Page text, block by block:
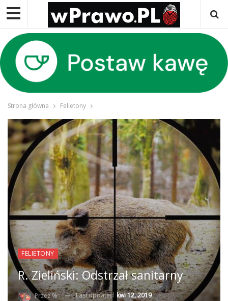
Strona główna Felietony
FELIETONY
R. Zieliński: Odstrzał sanitarny
Przez % Last updated kwi 12, 2019